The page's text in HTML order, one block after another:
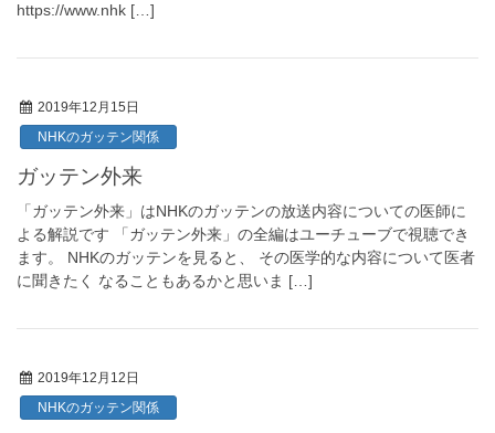
https://www.nhk […]
2019年12月15日
NHKのガッテン関係
ガッテン外来
「ガッテン外来」はNHKのガッテンの放送内容についての医師に
よる解説です 「ガッテン外来」の全編はユーチューブで視聴でき
ます。 NHKのガッテンを見ると、 その医学的な内容について医者
に聞きたく なることもあるかと思いま […]
2019年12月12日
NHKのガッテン関係